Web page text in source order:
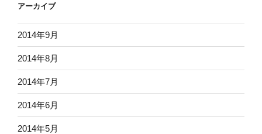
アーカイブ
2014年9月
2014年8月
2014年7月
2014年6月
2014年5月